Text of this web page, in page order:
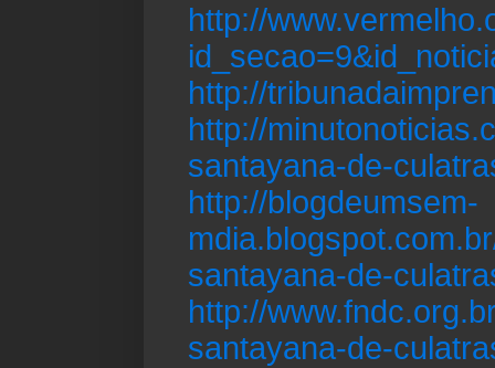
http://
http://
http://
santayana-de-
http://blogdeumsem-
santayana-de-
http://
santayana-de-